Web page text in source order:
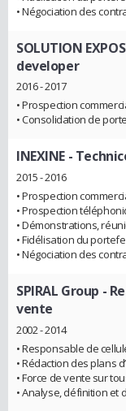
• Négociation des
SOLUTION
developer
2016 - 2017
• Prospection
• Consolidation de
INEXINE -
2015 - 2016
• Prospection
• Prospection
• Démonstrations,
• Fidélisation du
• Négociation des
SPIRAL Group -
vente
2002 - 2014
• Responsable de
• Rédaction des plans
• Force de vente sur
• Analyse, définition et